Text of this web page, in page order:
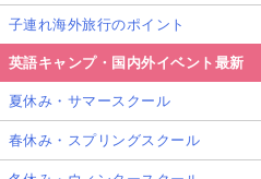
Glolea! イギリス
3児の母として15ヶ国で親子ホー
旅した実績を持つ。自身の体験を
れ海外旅行・イギリス親子留学・
子連れ海外旅行のポイント
英語キャンプ・国内外イベント最新
夏休み・サマースクール
春休み・スプリングスクール